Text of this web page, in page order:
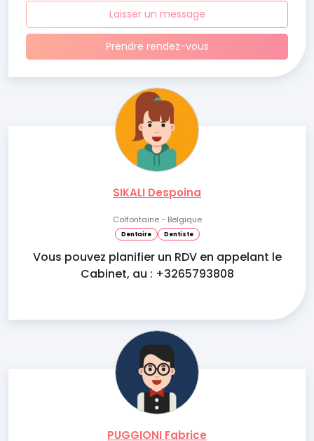
Laisser un message
Prendre rendez-vous
SIKALI Despoina
Colfontaine - Belgique
Dentaire Dentiste
Vous pouvez planifier un RDV en appelant le
Cabinet, au : +3265793808
PUGGIONI Fabrice